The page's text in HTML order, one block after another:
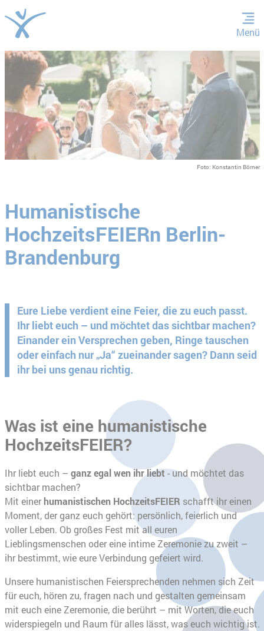
ZUM HAUPTINHALT SPRINGEN
ZUR SUCHE SPRINGEN
Menü
Foto: Konstantin Börner
Humanistische
HochzeitsFEIERn Berlin-
Brandenburg
Eure Liebe verdient eine Feier, die zu euch passt.
Ihr liebt euch – und möchtet das sichtbar machen?
Einander ein Versprechen geben, Ringe tauschen
oder einfach nur „Ja“ zueinander sagen? Dann seid
ihr bei uns genau richtig.
Was ist eine humanistische
HochzeitsFEIER?
Ihr liebt euch – ganz egal wen ihr liebt - und möchtet das
sichtbar machen?
Mit einerhumanistischen HochzeitsFEIER schafft ihr einen
Moment, der ganz euch gehört: persönlich, feierlich und
voller Leben. Ob großes Fest mit all euren
Lieblingsmenschen oder eine intime Zeremonie zu zweit –
ihr bestimmt, wie eure Verbindung gefeiert wird.
Unsere humanistischen Feiersprechenden nehmen sich Zeit
für euch, hören zu, fragen nach und gestalten gemeinsam
mit euch eine Zeremonie, die berührt – mit Worten, die euch
widerspiegeln und Raum für alles lässt, was euch wichtig ist.